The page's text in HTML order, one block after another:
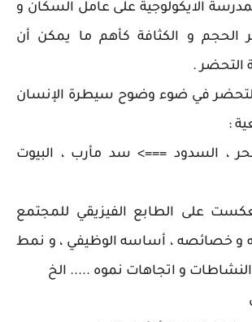
الايكولوجية على عامل السكان و
الحجم و الكثافة كأهم ما يمكن أن
التحضر .
في ضوء وضوح سيطرة الإنسان
:
، السدود ===> سد مأرب ، البيوت
على الطابع الفيزيقي للمجتمع
و خصائصه ، أساسه الوظيفي ، و نمط
و اتجاهات نموه ..... الخ